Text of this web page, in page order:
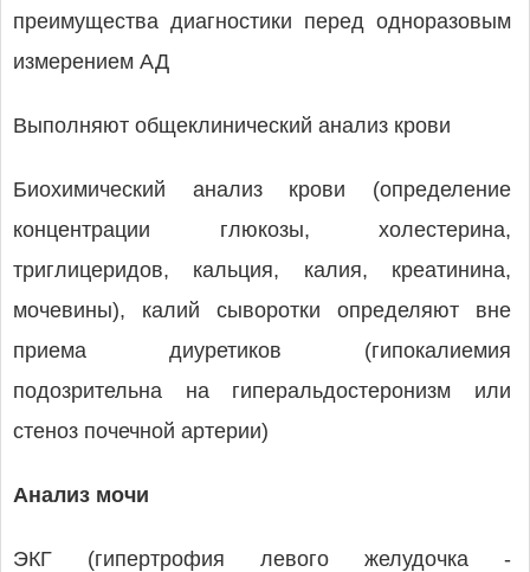
преимущества диагностики перед одноразовым
измерением АД
Выполняют общеклинический анализ крови
Биохимический анализ крови (определение
концентрации глюкозы, холестерина,
триглицеридов, кальция, калия, креатинина,
мочевины), калий сыворотки определяют вне
приема диуретиков (гипокалиемия
подозрительна на гиперальдостеронизм или
стеноз почечной артерии)
Анализ мочи
ЭКГ (гипертрофия левого желудочка -